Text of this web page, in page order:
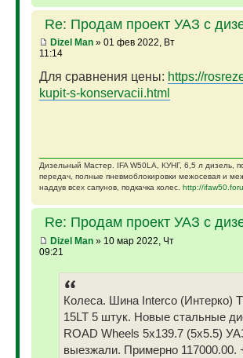
Re: Продам проект УАЗ с
Dizel Man» 01 фев 2022, Вт
11:14
Для сравнения цены: https://
kupit-s-konservacii.html
Дизельный Мастер. IFA W50LA, КУНГ, 6,5 л дизель,
передач, полные пневмоблокировки межосевая и
наддув всех сапунов, подкачка колес. http://
Re: Продам проект УАЗ с
Dizel Man» 10 мар 2022, Чт
09:21
Колеса. Шина Interco (Интерко)
15LT 5 штук. Новые стальные
ROAD Wheels 5x139.7 (5x5.5)
выезжали. Примерно 117000.00.